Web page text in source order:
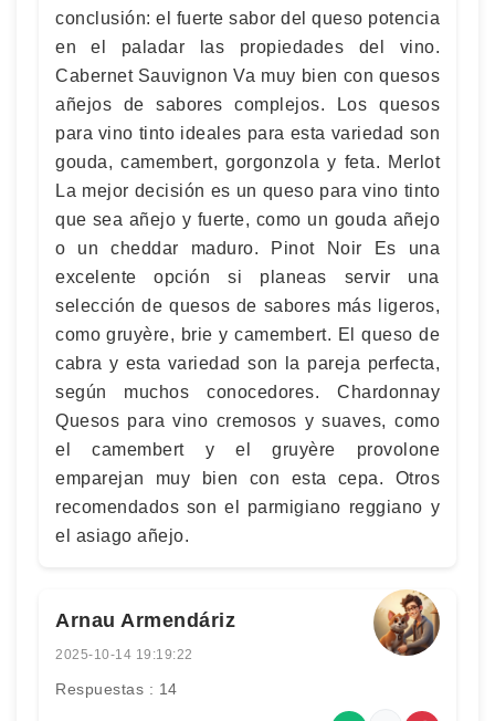
conclusión: el fuerte sabor del queso potencia
en el paladar las propiedades del vino.
Cabernet Sauvignon Va muy bien con quesos
añejos de sabores complejos. Los quesos
para vino tinto ideales para esta variedad son
gouda, camembert, gorgonzola y feta. Merlot
La mejor decisión es un queso para vino tinto
que sea añejo y fuerte, como un gouda añejo
o un cheddar maduro. Pinot Noir Es una
excelente opción si planeas servir una
selección de quesos de sabores más ligeros,
como gruyère, brie y camembert. El queso de
cabra y esta variedad son la pareja perfecta,
según muchos conocedores. Chardonnay
Quesos para vino cremosos y suaves, como
el camembert y el gruyère provolone
emparejan muy bien con esta cepa. Otros
recomendados son el parmigiano reggiano y
el asiago añejo.
Arnau Armendáriz
2025-10-14 19:19:22
Respuestas : 14